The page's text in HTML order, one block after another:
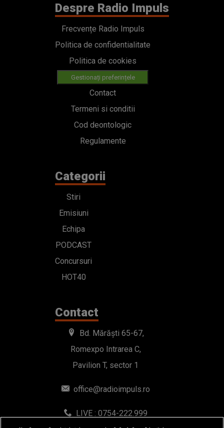
Despre Radio Impuls
Frecvențe Radio Impuls
Politica de confidentialitate
Politica de cookies
Gestionați preferințele
Contact
Termeni si conditii
Cod deontologic
Regulamente
Categorii
Stiri
Emisiuni
Echipa
PODCAST
Concursuri
HOT40
Contact
Bd. Mărăști 65-67,
Romexpo Intrarea C,
Pavilion T, sector 1
office@radioimpuls.ro
LIVE : 0754-222.999